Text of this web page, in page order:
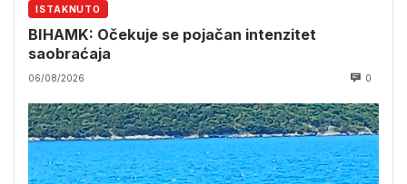
ISTAKNUTO
BIHAMK: Očekuje se pojačan intenzitet
saobraćaja
06/08/2026 0